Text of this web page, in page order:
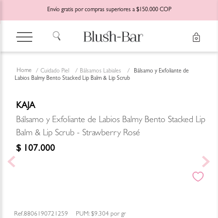
Envío gratis por compras superiores a $150.000 COP
Cuidado Piel Bálsamos Labiales
Bálsamo y Exfoliante de
Labios Balmy Bento Stacked Lip Balm & Lip Scrub
KAJA
Bálsamo y Exfoliante de Labios Balmy Bento Stacked Lip
Balm & Lip Scrub - Strawberry Rosé
$ 107.000
8806190721259 PUM: $9.304 por gr